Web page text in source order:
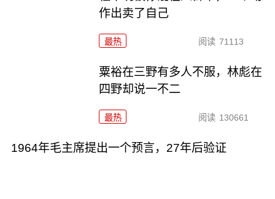
作出卖了自己
最热 阅读 71113
粟裕在三野有多人不服，林彪在
四野却说一不二
最热 阅读 130661
1964年毛主席提出一个预言，27年后验证